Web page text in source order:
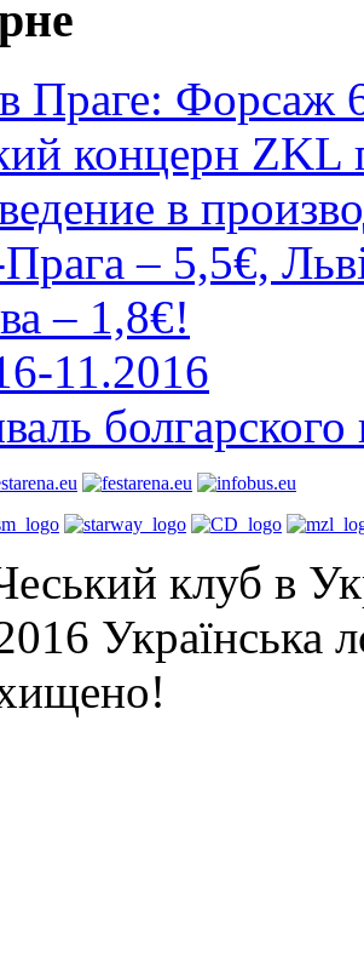
Праге: Форсаж
концерн ZKL
в
– 5,5€,
– 1,8€!
11.2016
клуб в
Українська